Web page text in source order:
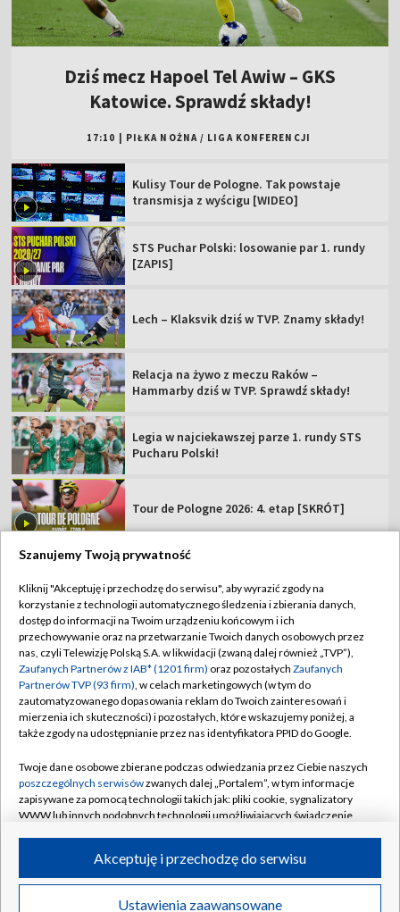
Dziś mecz Hapoel Tel Awiw – GKS
Katowice. Sprawdź składy!
17:10 | PIŁKA NOŻNA / LIGA KONFERENCJI
Kulisy Tour de Pologne. Tak powstaje
transmisja z wyścigu [WIDEO]
STS Puchar Polski: losowanie par 1. rundy
[ZAPIS]
Lech – Klaksvik dziś w TVP. Znamy składy!
Relacja na żywo z meczu Raków –
Hammarby dziś w TVP. Sprawdź składy!
Legia w najciekawszej parze 1. rundy STS
Pucharu Polski!
Tour de Pologne 2026: 4. etap [SKRÓT]
TVP
Abonament TVP
Sklep TVP
Biuro Reklamy
Oferta Handlowa
Emisja w TVP
Rada Programowa
Ogłoszenia przetargowe
Akademia Telewizyjna
Informacje o nadawcy
Regulamin TVP
Polityka prywatności
Moje zgody
Biuro reklamy
Kanały
©2026 Telewizja Polska Spółka Akcyjna w likwidacji
Szanujemy Twoją prywatność
Kliknij "Akceptuję i przechodzę do serwisu", aby wyrazić zgody na
korzystanie z technologii automatycznego śledzenia i zbierania danych,
dostęp do informacji na Twoim urządzeniu końcowym i ich
przechowywanie oraz na przetwarzanie Twoich danych osobowych przez
nas, czyli Telewizję Polską S.A. w likwidacji (zwaną dalej również „TVP”),
Zaufanych Partnerów z IAB* (1201 firm) oraz pozostałych Zaufanych
Partnerów TVP (93 firm), w celach marketingowych (w tym do
zautomatyzowanego dopasowania reklam do Twoich zainteresowań i
mierzenia ich skuteczności) i pozostałych, które wskazujemy poniżej, a
także zgody na udostępnianie przez nas identyfikatora PPID do Google.
Twoje dane osobowe zbierane podczas odwiedzania przez Ciebie naszych
poszczególnych serwisówzwanych dalej „Portalem”, w tym informacje
zapisywane za pomocą technologii takich jak: pliki cookie, sygnalizatory
WWW lub innych podobnych technologii umożliwiających świadczenie
ruchu w Internecie.
Twoje dane osobowe zbierane podczas odwiedzania przez Ciebie
Ustawienia zaawansowane
Akceptuję i przechodzę do serwisu